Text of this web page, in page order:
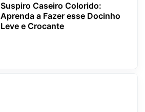
Suspiro Caseiro Colorido:
Aprenda a Fazer esse Docinho
Leve e Crocante